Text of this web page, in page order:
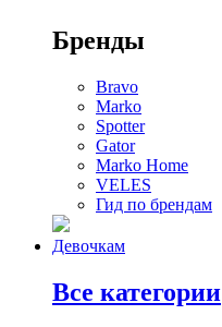
Бренды
Bravo
Marko
Spotter
Gator
Marko Home
VELES
Гид по брендам
Девочкам
Все категории